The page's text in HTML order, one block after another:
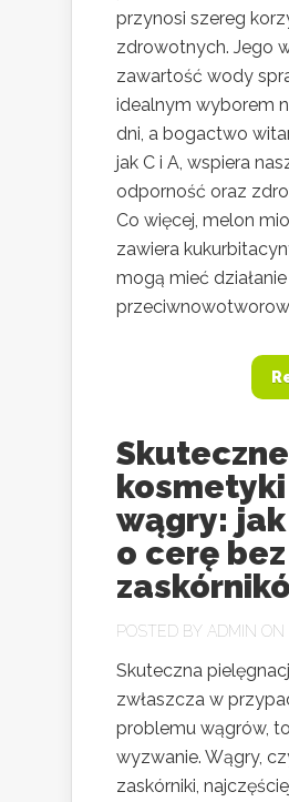
przynosi szereg
zdrowotnych. Jego
zawartość wody
idealnym wyborem
dni, a bogactwo
jak C i A, wspiera
odporność oraz
Co więcej, melon
zawiera
mogą mieć działanie
Skuteczne
wągry:
o cerę bez
POSTED BY ADMIN ON
Skuteczna
zwłaszcza w
problemu wągrów,
wyzwanie. Wągry,
zaskórniki,